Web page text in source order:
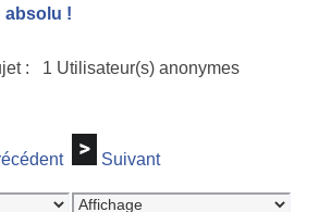
absolu !
: 1 Utilisateur(s) anonymes
Suivant